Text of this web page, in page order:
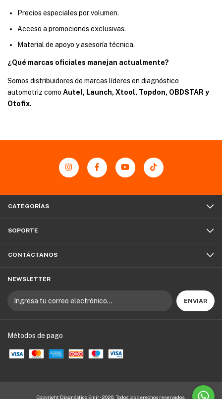
Precios especiales por volumen.
Acceso a promociones exclusivas.
Material de apoyo y asesoría técnica.
¿Qué marcas oficiales manejan actualmente?
Somos distribuidores de marcas líderes en diagnóstico
automotriz como Autel, Launch, Xtool, Topdon, OBDSTAR y
Otofix.
CATEGORÍAS
SOPORTE
CONTÁCTANOS
NEWSLETTER
Métodos de pago
Copyright Diagnóstico Emir - 2026. Todos los derechos reservados.